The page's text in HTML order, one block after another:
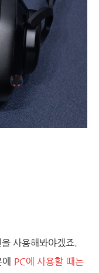
사용해봐야겠죠.
PC에 사용할 때는